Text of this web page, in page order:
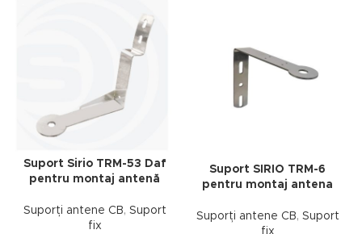
Suport Sirio TRM-53 Daf
pentru montaj antenă
Suporți antene CB, Suport
fix
Suport SIRIO TRM-6
pentru montaj antena
Suporți antene CB, Suport
fix